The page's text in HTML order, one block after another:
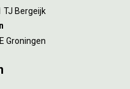
TJ Bergeijk
Groningen